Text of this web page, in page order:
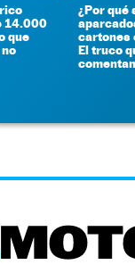
14.000
que
¿Por qué
cartones
El truco
comentan